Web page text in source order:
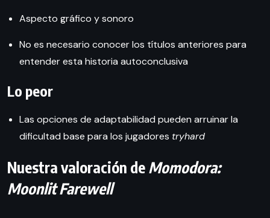
Aspecto gráfico y sonoro
No es necesario conocer los títulos anteriores para
entender esta historia autoconclusiva
Lo peor
Las opciones de adaptabilidad pueden arruinar la
dificultad base para los jugadores tryhard
Nuestra valoración deMomodora:
Moonlit Farewell